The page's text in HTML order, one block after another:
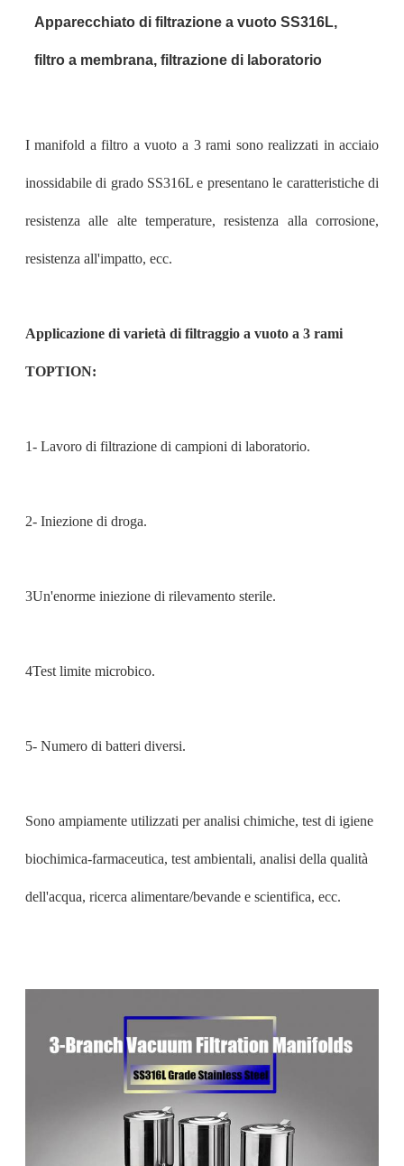
Apparecchiato di filtrazione a vuoto SS316L,
filtro a membrana, filtrazione di laboratorio
I manifold a filtro a vuoto a 3 rami sono realizzati in acciaio
inossidabile di grado SS316L e presentano le caratteristiche di
resistenza alle alte temperature, resistenza alla corrosione,
resistenza all'impatto, ecc.
Applicazione di varietà di filtraggio a vuoto a 3 rami
TOPTION:
1- Lavoro di filtrazione di campioni di laboratorio.
2- Iniezione di droga.
3Un'enorme iniezione di rilevamento sterile.
4Test limite microbico.
5- Numero di batteri diversi.
Sono ampiamente utilizzati per analisi chimiche, test di igiene
biochimica-farmaceutica, test ambientali, analisi della qualità
dell'acqua, ricerca alimentare/bevande e scientifica, ecc.